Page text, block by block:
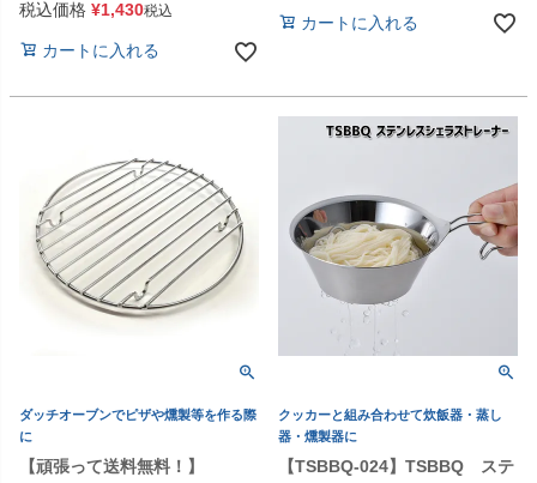
税込価格 ¥1,430税込
カートに入れる
カートに入れる
ダッチオーブンでピザや燻製等を作る際
に
【頑張って送料無料！】
クッカーと組み合わせて炊飯器・蒸し
器・燻製器に
【TSBBQ-024】TSBBQ ステ